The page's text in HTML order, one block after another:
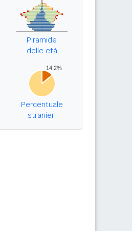
Piramide
delle età
Percentuale
stranieri